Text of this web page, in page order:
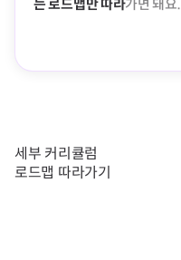
는 로드맵만 따라가면 돼요.
세부 커리큘럼
로드맵 따라가기